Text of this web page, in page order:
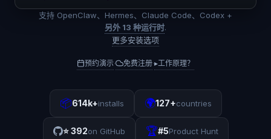
支持 OpenClaw、Hermes、Claude Code、Codex +
另外 13 种运行时.
更多安装选项
预约演示· 免费注册·▸工作原理？
📦614k+installs 🌍127+countries
⭐392on GitHub 🏆#5Product Hunt